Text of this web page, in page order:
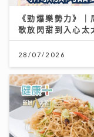
《勁爆樂勢力》
歌放閃甜到入心太
28/07/2026